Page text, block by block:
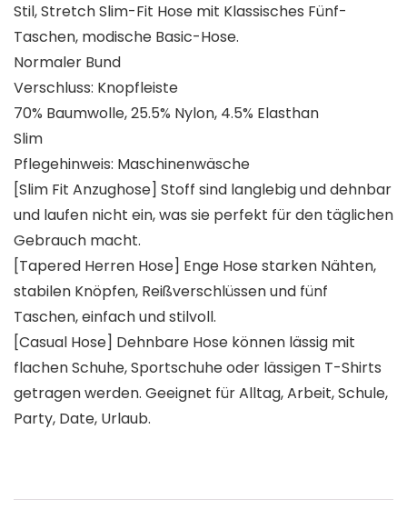
Stil, Stretch Slim-Fit Hose mit Klassisches Fünf-
Taschen, modische Basic-Hose.
Normaler Bund
Verschluss: Knopfleiste
70% Baumwolle, 25.5% Nylon, 4.5% Elasthan
Slim
Pflegehinweis: Maschinenwäsche
[Slim Fit Anzughose] Stoff sind langlebig und dehnbar
und laufen nicht ein, was sie perfekt für den täglichen
Gebrauch macht.
[Tapered Herren Hose] Enge Hose starken Nähten,
stabilen Knöpfen, Reißverschlüssen und fünf
Taschen, einfach und stilvoll.
[Casual Hose] Dehnbare Hose können lässig mit
flachen Schuhe, Sportschuhe oder lässigen T-Shirts
getragen werden. Geeignet für Alltag, Arbeit, Schule,
Party, Date, Urlaub.